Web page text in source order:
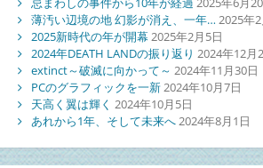
薄汚い辺境の地 幻影が消え、一年… 2025年
2025新時代の年が開幕2025年2月5日
2024年DEATH LANDの振り返り 2024年12月
extinct～破滅に向かって～ 2024年11月30日
PCのグラフィックを一新2024年10月7日
天高く翼は輝く 2024年10月5日
あれから1年、そして未来へ2024年8月1日